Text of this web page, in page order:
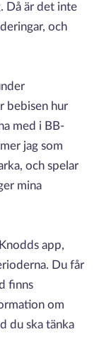
Då är det inte
och
bebisen hur
med i BB-
jag som
och spelar
mina
app,
Du får
finns
om
du ska tänka